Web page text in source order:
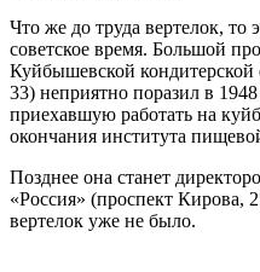
Что же до труда вертелок, то
советское время. Большой
Куйбышевской кондитерской
33) неприятно поразил в
приехавшую работать на
окончания института
Позднее она станет
«Россия» (проспект Кирова,
вертелок уже не было.